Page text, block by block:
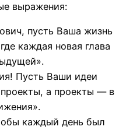
выражения:
пусть Ваша жизнь
каждая новая глава
Пусть Ваши идеи
а проекты — в
каждый день был